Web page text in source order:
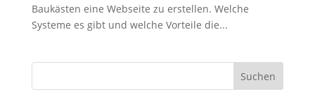
Baukästen eine Webseite zu erstellen. Welche
Systeme es gibt und welche Vorteile die...